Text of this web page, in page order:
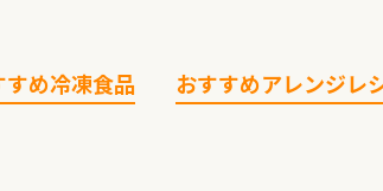
すめ冷凍食品 おすすめアレンジレ